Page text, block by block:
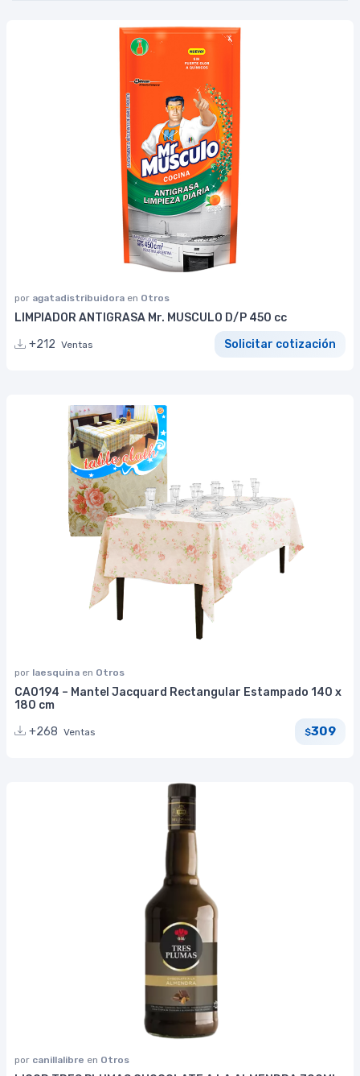
por agatadistribuidora en Otros
LIMPIADOR ANTIGRASA Mr. MUSCULO D/P 450 cc
+212 Ventas Solicitar cotización
por laesquina en Otros
CA0194 – Mantel Jacquard Rectangular Estampado 140 x
180 cm
+268 Ventas $309
por canillalibre en Otros